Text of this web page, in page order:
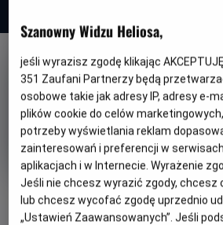
OBSERWUJ
Mistrzostwa
Anglia -
Oryginalny
tytuł
Mistrzostwa Świata
Gatunek
Sportowy
Czas
trwania
240 min
Szanowny Widzu Heliosa,
jeśli wyrazisz zgodę klikając
351 Zaufani Partnerzy będą
osobowe takie jak adresy IP, adresy e-
plików cookie do celów
potrzeby wyświetlania reklam
zainteresowań i preferencji w serwisach
aplikacjach i w Internecie. Wyrażenie
Jeśli nie chcesz wyrazić zgody, chcesz
lub chcesz wycofać zgodę uprzednio
„Ustawień Zaawansowanych”. Jeśli